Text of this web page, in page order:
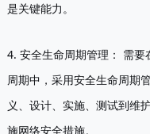
是关键能力。
4. 安全生命周期管理： 需要
周期中，采用安全生命周期
义、设计、实施、测试到维
施网络安全措施。